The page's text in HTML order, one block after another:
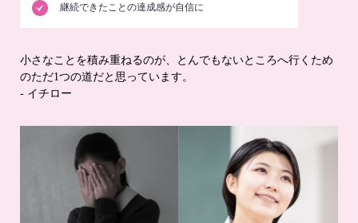
継続できたことの達成感が自信に
小さなことを積み重ねるのが、とんでもないところへ行くため
のただ1つの道だと思っています。
- イチロー